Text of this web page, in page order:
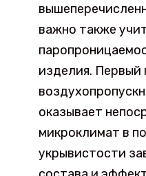
важно также
изделия. Первый
оказывает
микроклимат в
укрывистости